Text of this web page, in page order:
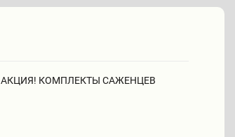
АКЦИЯ! КОМПЛЕКТЫ САЖЕНЦЕВ